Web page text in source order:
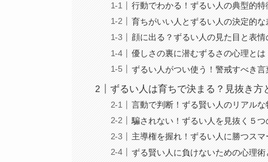
行動でわかる！ずるい人の典型的特
育ちがいい人とずるい人の決定的な
顔に出る？ずるい人の見た目と表情
優しさの裏に潜むずるさの心理とは
ずるい人がつい使う！警戒すべき言
ずるい人は育ちで決まる？見抜き方
言動で判断！ずる賢い人のリアルな
騙されない！ずるい人を見抜く５
主導権を握れ！ずるい人に勝つス
ずる賢い人に負けないための心理術